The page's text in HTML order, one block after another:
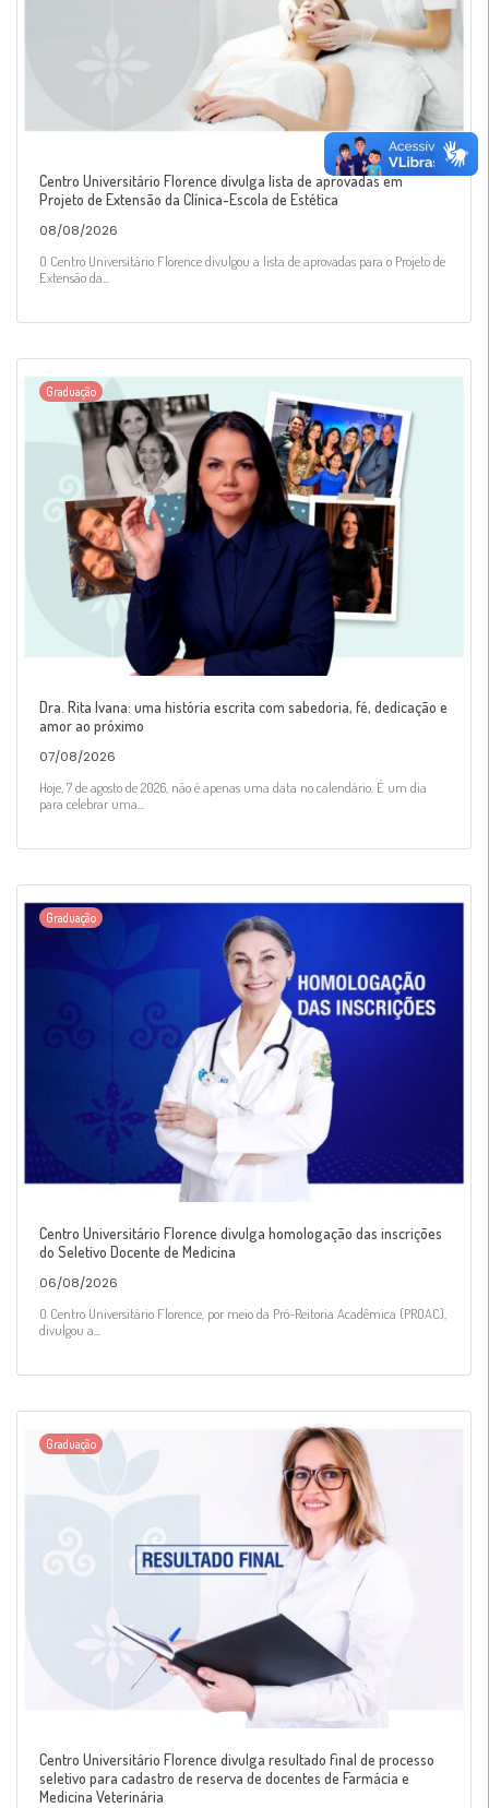
Centro Universitário Florence divulga lista de aprovadas em
Projeto de Extensão da Clínica-Escola de Estética
08/08/2026
O Centro Universitário Florence divulgou a lista de aprovadas para o Projeto de
Extensão da...
Graduação
Dra. Rita Ivana: uma história escrita com sabedoria, fé, dedicação e
amor ao próximo
07/08/2026
Hoje, 7 de agosto de 2026, não é apenas uma data no calendário. É um dia
para celebrar uma...
Graduação
Centro Universitário Florence divulga homologação das inscrições
do Seletivo Docente de Medicina
06/08/2026
O Centro Universitário Florence, por meio da Pró-Reitoria Acadêmica (PROAC),
divulgou a...
Graduação
Centro Universitário Florence divulga resultado final de processo
seletivo para cadastro de reserva de docentes de Farmácia e
Medicina Veterinária